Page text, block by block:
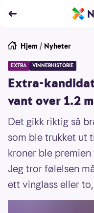
Hjem / Nyheter
EXTRA VINNERHISTORIE
Extra-
vant over 1.2
Det gikk riktig så
som ble trukket ut
kroner ble
Jeg tror følelsen
ett vinglass eller